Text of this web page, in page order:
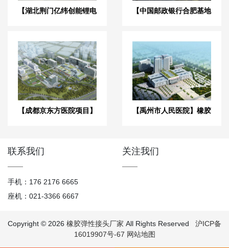
【湖北荆门亿纬创能锂电
【中国邮政银行合肥基地
【成都京东方医院项目】
【禹州市人民医院】橡胶
联系我们
手机：176 2176 6665
座机：021-3366 6667
关注我们
Copyright © 2026 橡胶弹性接头厂家 All Rights Reserved 沪ICP备
16019907号-67 网站地图